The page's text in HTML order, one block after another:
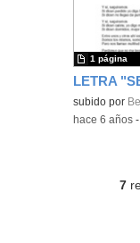
Contenido
subido por
1 página
-hace 6 años
7